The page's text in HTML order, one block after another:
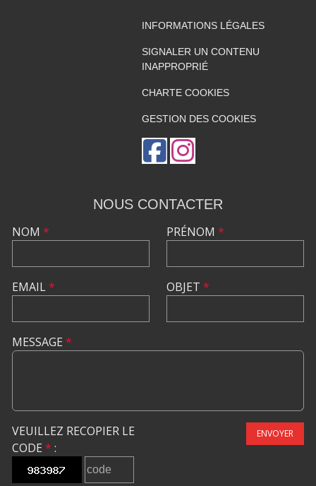
INFORMATIONS LÉGALES
SIGNALER UN CONTENU
INAPPROPRIÉ
CHARTE COOKIES
GESTION DES COOKIES
NOUS CONTACTER
NOM *
EMAIL*
PRÉNOM *
OBJET *
MESSAGE *
VEUILLEZ RECOPIER LE
CODE * :
ENVOYER